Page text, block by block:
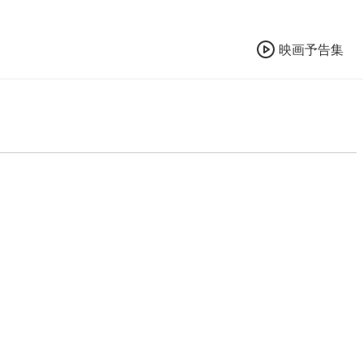
映画予告集